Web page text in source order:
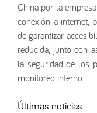
China por la
conexión a internet,
de garantizar
reducida, junto con
la seguridad de los
monitoreo interno.
Últimas noticias